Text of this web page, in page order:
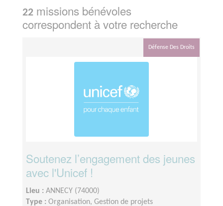
22 missions bénévoles
correspondent à votre recherche
Défense Des Droits
Soutenez l’engagement des jeunes
avec l'Unicef !
Lieu : ANNECY (74000)
Type : Organisation, Gestion de projets